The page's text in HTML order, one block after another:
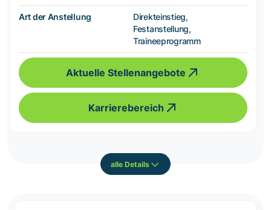
Art der Anstellung
Direkteinstieg,
Festanstellung,
Traineeprogramm
Aktuelle Stellenangebote
Karrierebereich
alle Details